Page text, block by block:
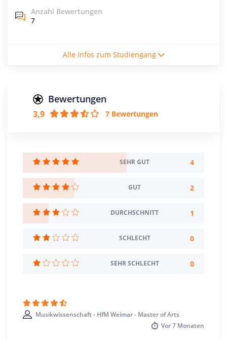
Anzahl Bewertungen
7
Vollzeitstudium
Creditpoints
4 Semester
Sprache
Deutsch
Studienbeginn
Weimar >> Weimar, Stadt
Alle Infos zum Studiengang
Bewertungen
3,9 7 Bewertungen
SEHR GUT 4
GUT 2
DURCHSCHNITT 1
SCHLECHT 0
SEHR SCHLECHT 0
Musikwissenschaft - HfM Weimar - Master of Arts
Vor7 Monaten